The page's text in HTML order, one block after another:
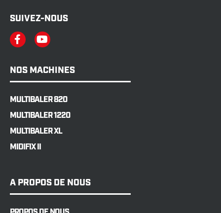
SUIVEZ-NOUS
NOS MACHINES
MULTIBALER 820
MULTIBALER 1220
MULTIBALER XL
MIDIFIX II
A PROPOS DE NOUS